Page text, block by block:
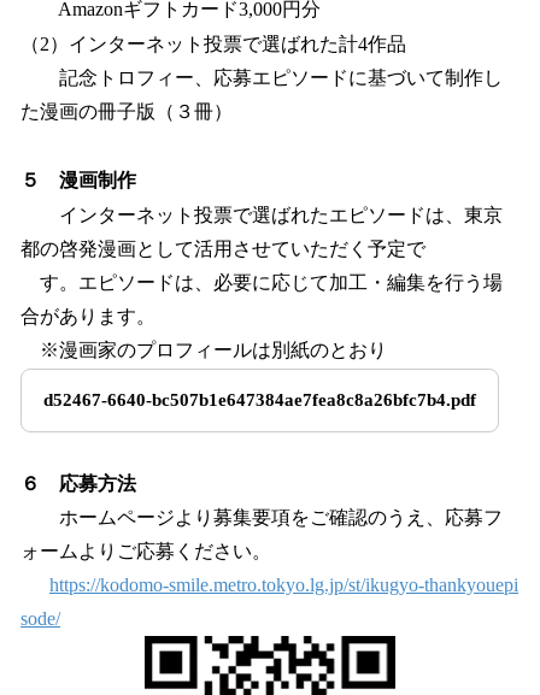
Amazonギフトカード3,000円分
（2）インターネット投票で選ばれた計4作品
記念トロフィー、応募エピソードに基づいて制作し
た漫画の冊子版（３冊）
５ 漫画制作
インターネット投票で選ばれたエピソードは、東京
都の啓発漫画として活用させていただく予定で
す。エピソードは、必要に応じて加工・編集を行う場
合があります。
※漫画家のプロフィールは別紙のとおり
d52467-6640-bc507b1e647384ae7fea8c8a26bfc7b4.pdf
６ 応募方法
ホームページより募集要項をご確認のうえ、応募フ
ォームよりご応募ください。
https://kodomo-smile.metro.tokyo.lg.jp/st/ikugyo-thankyouepi
sode/